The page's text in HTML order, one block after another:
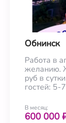
Обнинск
Работа в
желанию.
руб в
гостей: 5-
В месяц:
600 000